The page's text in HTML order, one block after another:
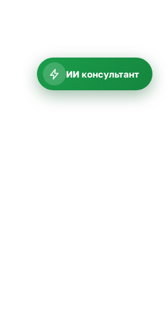
ИИ консультант